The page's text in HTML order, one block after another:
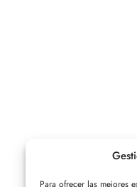
Para ofrecer las mejores